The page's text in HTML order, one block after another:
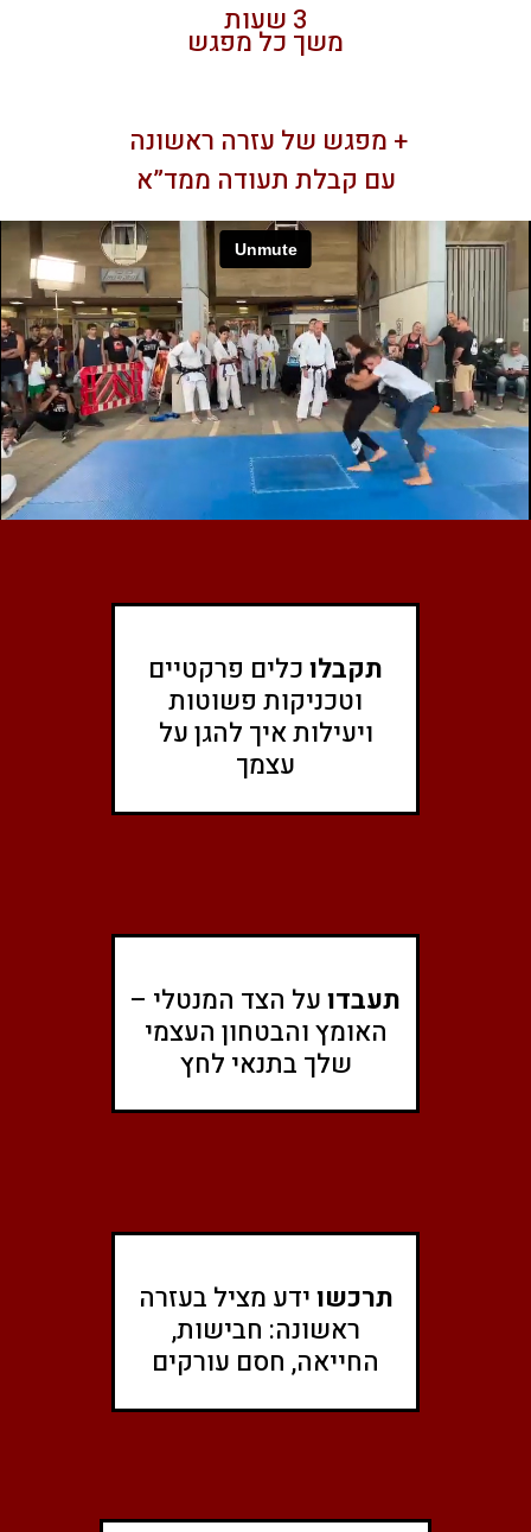
3 שעות
משך כל מפגש
+ מפגש של עזרה ראשונה
עם קבלת תעודה ממד”א
תקבלוכלים פרקטיים
וטכניקות פשוטות
ויעילות איך להגן על
עצמך
תעבדועל הצד המנטלי –
האומץ והבטחון העצמי
שלך בתנאי לחץ
תרכשוידע מציל בעזרה
ראשונה: חבישות,
החייאה, חסם עורקים